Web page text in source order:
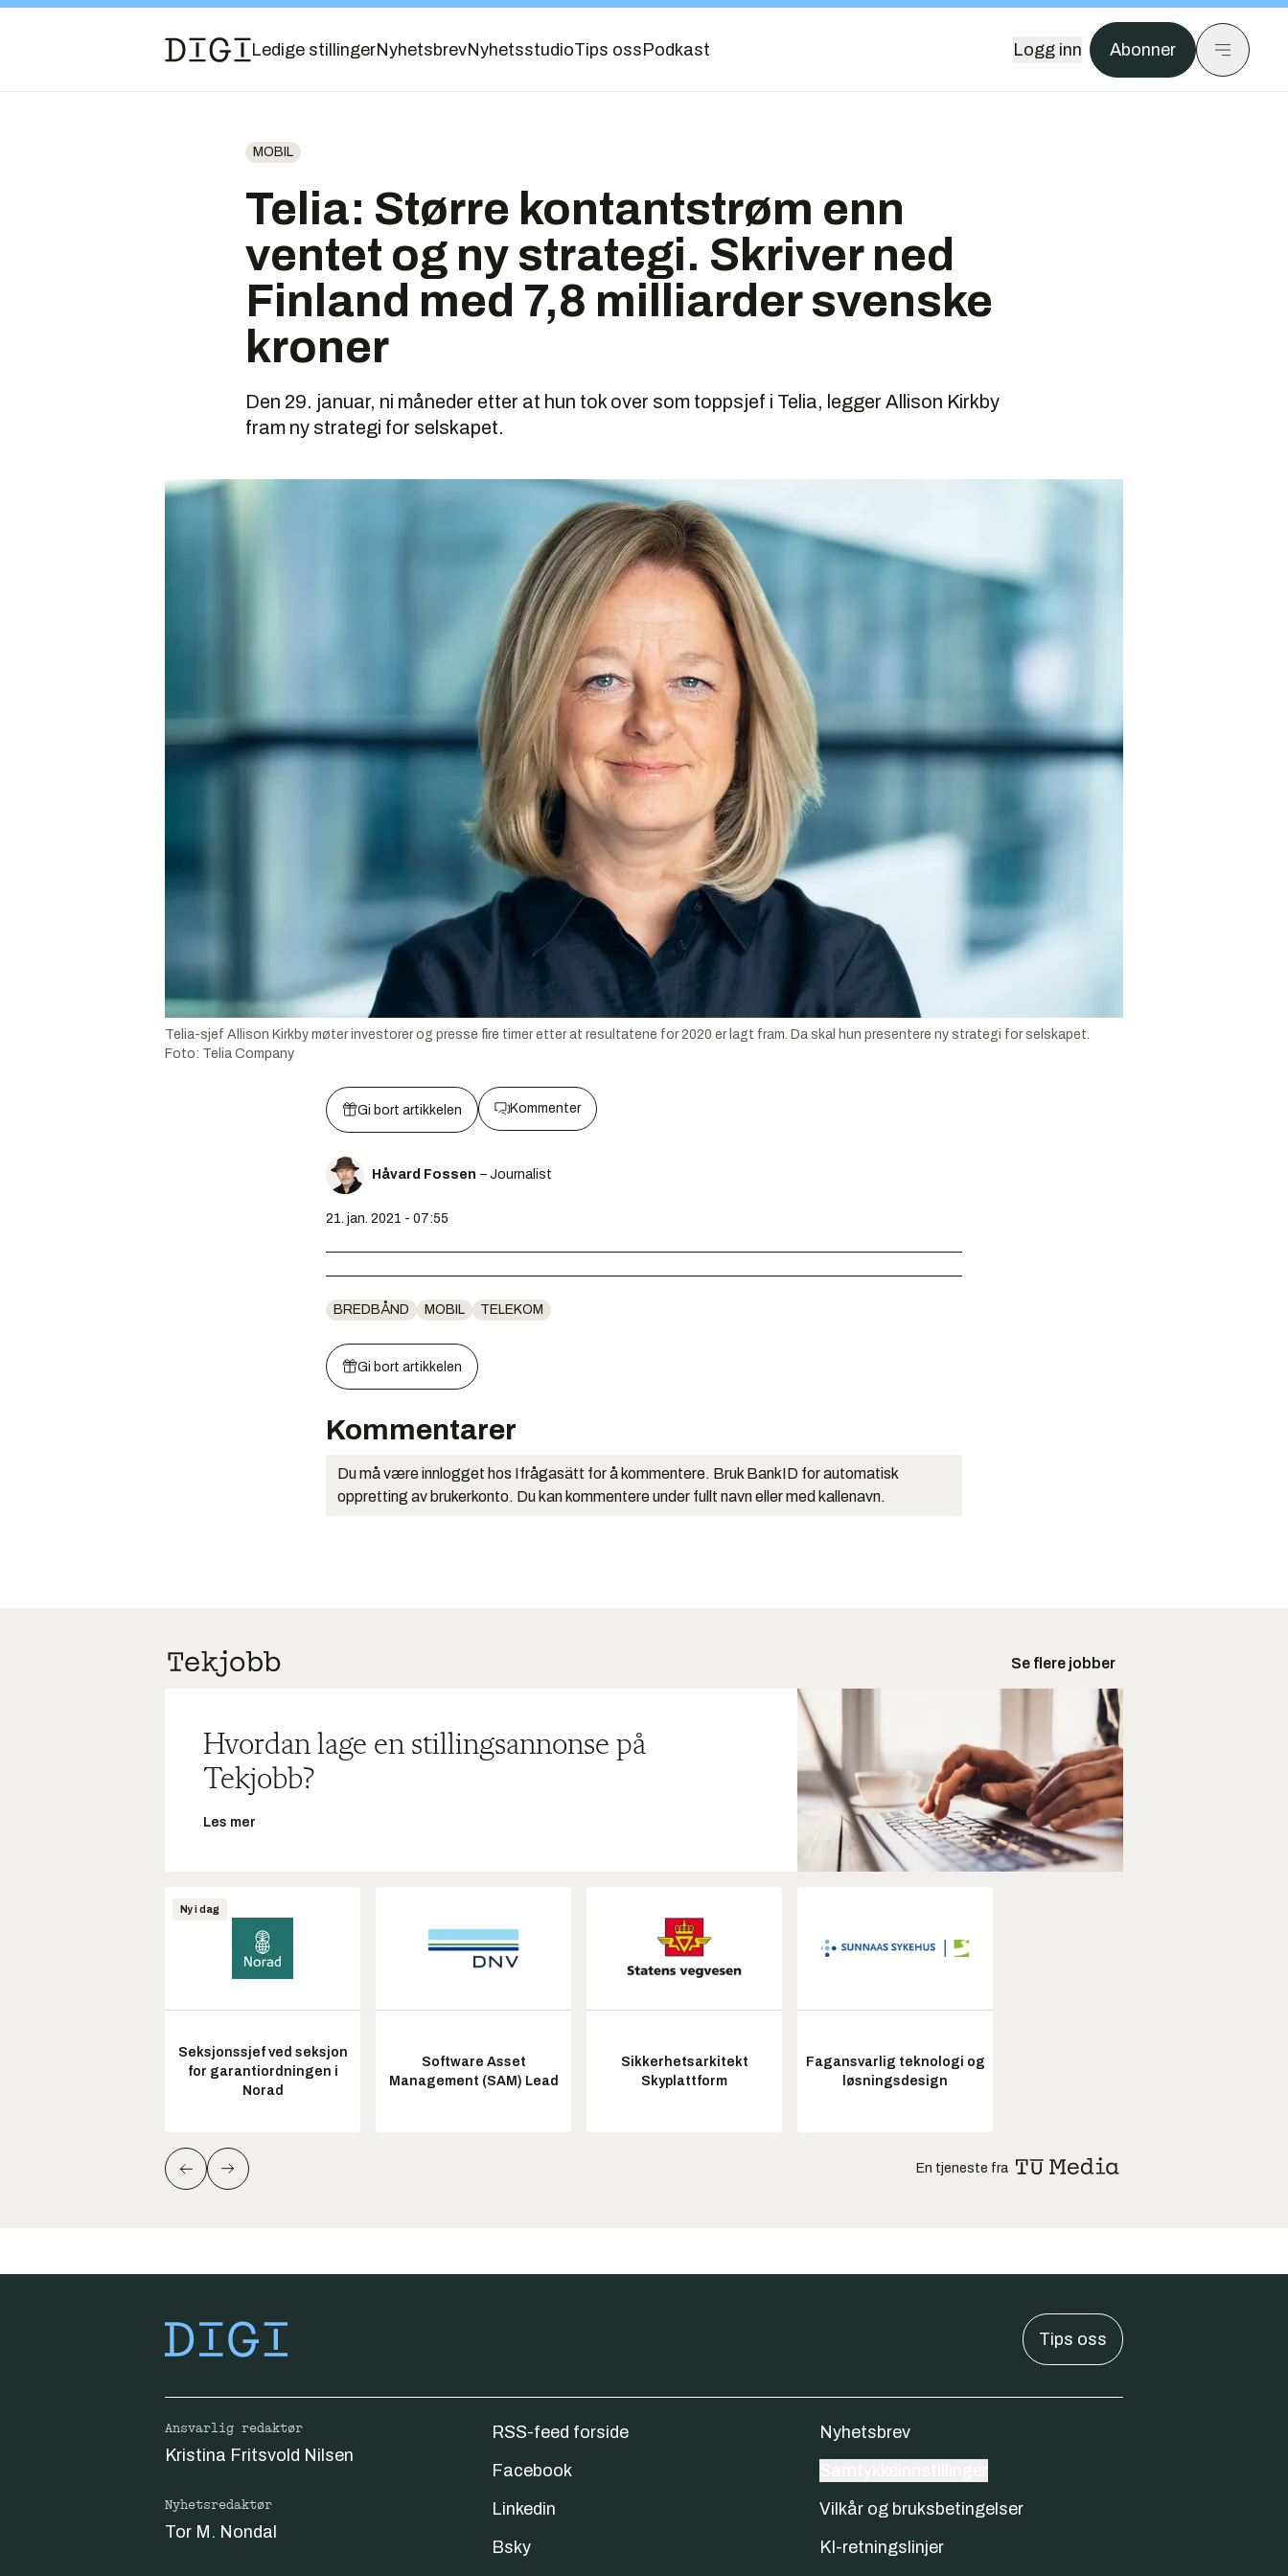
Ledige stillingerNyhetsbrevNyhetsstudioTips oss Podkast Logg inn Abonner
MOBIL
Telia: Større kontantstrøm enn
ventet og ny strategi. Skriver ned
Finland med 7,8 milliarder svenske
kroner
Den 29. januar, ni måneder etter at hun tok over som toppsjef i Telia, legger Allison Kirkby
fram ny strategi for selskapet.
Telia-sjef Allison Kirkby møter investorer og presse fire timer etter at resultatene for 2020 er lagt fram. Da skal hun presentere ny strategi for selskapet.
Foto: Telia Company
Gi bort artikkelen Kommenter
Håvard Fossen – Journalist
21. jan. 2021 - 07:55
BREDBÅND MOBIL TELEKOM
Gi bort artikkelen
Kommentarer
Du må være innlogget hos Ifrågasätt for å kommentere. Bruk BankID for automatisk
oppretting av brukerkonto. Du kan kommentere under fullt navn eller med kallenavn.
Se flere jobber
Hvordan lage en stillingsannonse på
Tekjobb?
Les mer
Ny i dag
Seksjonssjef ved seksjon
for garantiordningen i
Norad
Software Asset
Management (SAM) Lead
Sikkerhetsarkitekt
Skyplattform
Fagansvarlig teknologi og
løsningsdesign
En tjeneste fra
Tips oss
Ansvarlig redaktør
Kristina Fritsvold Nilsen
Nyhetsredaktør
Tor M. Nondal
RSS-feed forside
Facebook
Linkedin
Bsky
Nyhetsbrev
Vilkår og bruksbetingelser
KI-retningslinjer